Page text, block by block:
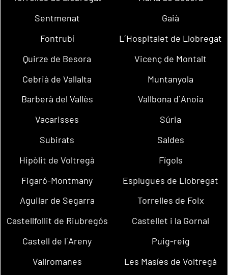
Sentmenat
Gaià
Fontrubí
L´Hospitalet de Llobregat
Quirze de Besora
Vicenç de Montalt
Cebrià de Vallalta
Muntanyola
Barberà del Vallès
Vallbona d´Anoia
Vacarisses
Súria
Subirats
Saldes
Hipòlit de Voltregà
Fígols
Figaró-Montmany
Esplugues de Llobregat
Aguilar de Segarra
Torrelles de Foix
Castellfollit de Riubregós
Castellet i la Gornal
Castell de l´Areny
Puig-reig
Vallromanes
Les Masíes de Voltregà